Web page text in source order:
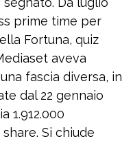
prime time per
Fortuna, quiz
aveva
fascia diversa, in
dal 22 gennaio
1.912.000
Si chiude